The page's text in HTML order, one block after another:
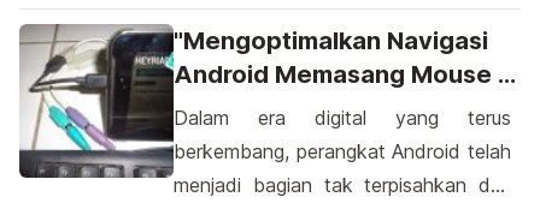
Android menciptakan ruang […]
kini memperkenalkan sebuah
smartphone hasil desain terbarunya
smartphone ini diharapkan bisa
mengikuti kesuksesan beberapa
produk dari vendor lain serta mampu
"Mengoptimalkan Navigasi
Android Memasang Mouse Di
Perangkat Android Anda"
Dalam era digital yang terus
berkembang, perangkat Android telah
menjadi bagian tak terpisahkan dari